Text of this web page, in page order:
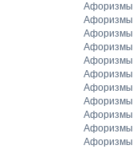
Афоризмы
Афоризмы
Афоризмы
Афоризмы
Афоризмы
Афоризмы
Афоризмы
Афоризмы
Афоризмы
Афоризмы